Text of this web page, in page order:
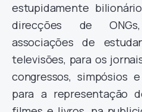
estupidamente
direcções de
associações de
televisões, para os
congressos, simpósios
para a representação